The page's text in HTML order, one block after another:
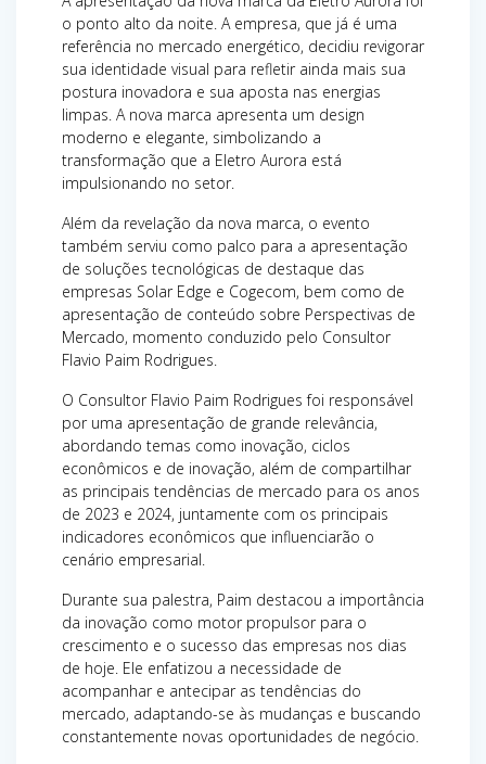
o ponto alto da noite. A empresa, que já é uma
referência no mercado energético, decidiu revigorar
sua identidade visual para refletir ainda mais sua
postura inovadora e sua aposta nas energias
limpas. A nova marca apresenta um design
moderno e elegante, simbolizando a
transformação que a Eletro Aurora está
impulsionando no setor.
Além da revelação da nova marca, o evento
também serviu como palco para a apresentação
de soluções tecnológicas de destaque das
empresas Solar Edge e Cogecom, bem como de
apresentação de conteúdo sobre Perspectivas de
Mercado, momento conduzido pelo Consultor
Flavio Paim Rodrigues.
O Consultor Flavio Paim Rodrigues foi responsável
por uma apresentação de grande relevância,
abordando temas como inovação, ciclos
econômicos e de inovação, além de compartilhar
as principais tendências de mercado para os anos
de 2023 e 2024, juntamente com os principais
indicadores econômicos que influenciarão o
cenário empresarial.
Durante sua palestra, Paim destacou a importância
da inovação como motor propulsor para o
crescimento e o sucesso das empresas nos dias
de hoje. Ele enfatizou a necessidade de
acompanhar e antecipar as tendências do
mercado, adaptando-se às mudanças e buscando
constantemente novas oportunidades de negócio.